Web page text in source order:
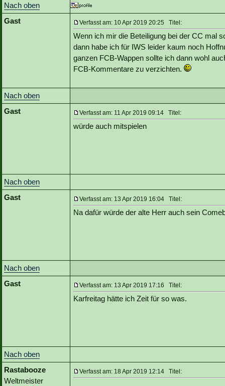
Nach oben
Gast
Verfasst am: 10 Apr 2019 20:25 Titel:
Wenn ich mir die Beteiligung bei der CC mal
dann habe ich für IWS leider kaum noch
ganzen FCB-Wappen sollte ich dann wohl
FCB-Kommentare zu verzichten.
Nach oben
Gast
Verfasst am: 11 Apr 2019 09:14 Titel:
würde auch mitspielen
Nach oben
Gast
Verfasst am: 13 Apr 2019 16:04 Titel:
Na dafür würde der alte Herr auch sein
Nach oben
Gast
Verfasst am: 13 Apr 2019 17:16 Titel:
Karfreitag hätte ich Zeit für so was.
Nach oben
Rastabooze
Weltmeister
Verfasst am: 18 Apr 2019 12:14 Titel: